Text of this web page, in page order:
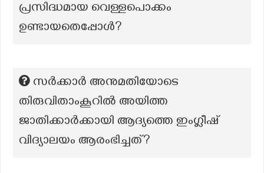
പ്രസിദ്ധമായ വെള്ളപൊക്കം
ഉണ്ടായതെപ്പോൾ?
സർക്കാർ അനുമതിയോടെ
തിരുവിതാംകൂറിൽ അയിത്ത
ജാതിക്കാർക്കായി ആദ്യത്തെ ഇംഗ്ലീഷ്
വിദ്യാലയം ആരംഭിച്ചത്?